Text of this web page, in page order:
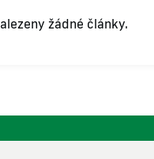
žádné články.